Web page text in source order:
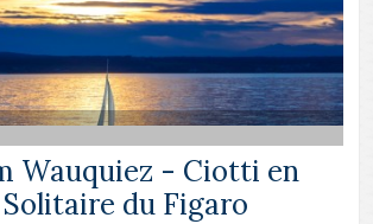
Wauquiez - Ciotti en
du Figaro